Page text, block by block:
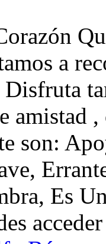
a
amistad
son:
Es